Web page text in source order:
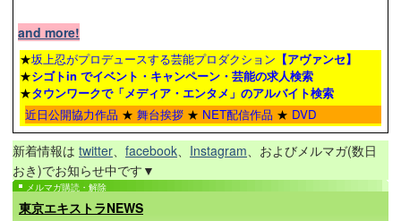
and more!
★坂上忍がプロデュースする芸能プロダクション 【アヴァンセ】
★シゴトin でイベント・キャンペーン・芸能の求人検索
★タウンワークで「メディア・エンタメ」のアルバイト検索
近日公開協力作品 ★ 舞台挨拶 ★ NET配信作品 ★ DVD
新着情報は twitter、 facebook、 Instagram、およびメルマガ(数日
おき)でお知らせ中です▼
メルマガ購読・解除
東京エキストラNEWS